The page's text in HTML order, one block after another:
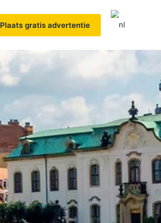
Plaats gratis advertentie